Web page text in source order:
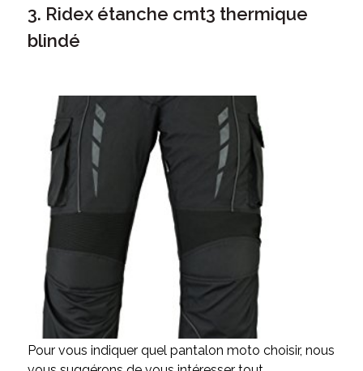
3. Ridex étanche cmt3 thermique
blindé
Pour vous indiquer quel pantalon moto choisir, nous